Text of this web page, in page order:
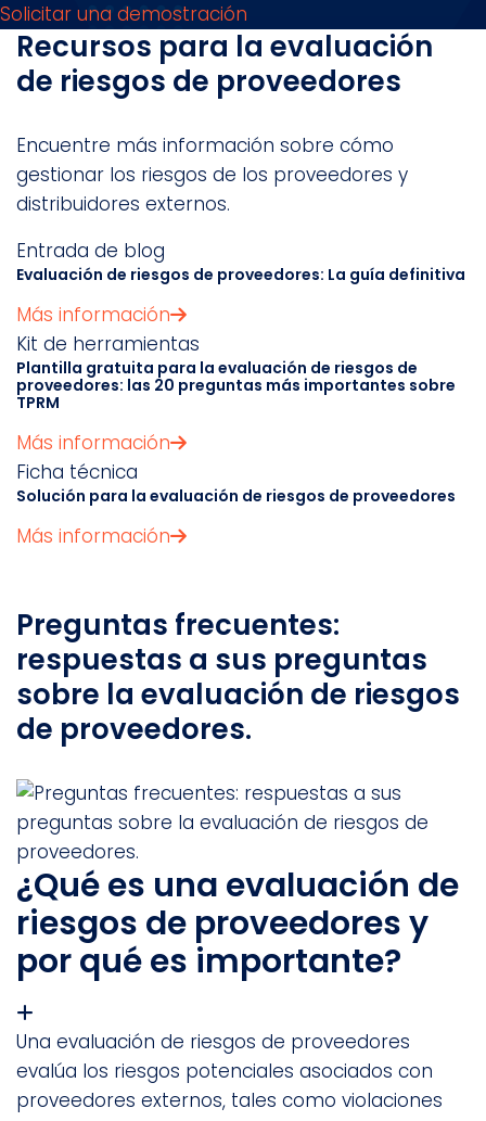
Solicitar una demostración
Recursos para la evaluación
de riesgos de proveedores
Encuentre más información sobre cómo
gestionar los riesgos de los proveedores y
distribuidores externos.
Entrada de blog
Evaluación de riesgos de proveedores: La guía definitiva
Más información
Kit de herramientas
Plantilla gratuita para la evaluación de riesgos de
proveedores: las 20 preguntas más importantes sobre
TPRM
Más información
Ficha técnica
Solución para la evaluación de riesgos de proveedores
Más información
Preguntas frecuentes:
respuestas a sus preguntas
sobre la evaluación de riesgos
de proveedores.
¿Qué es una evaluación de
riesgos de proveedores y
por qué es importante?
Una evaluación de riesgos de proveedores
evalúa los riesgos potenciales asociados con
proveedores externos, tales como violaciones